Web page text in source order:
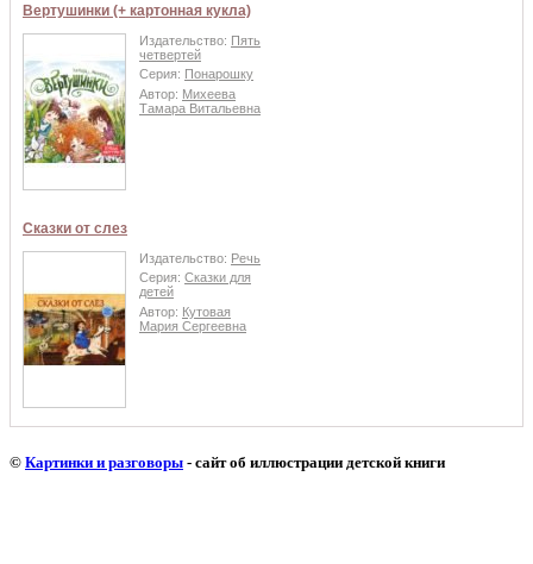
Вертушинки (+ картонная кукла)
Издательство: Пять
четвертей
Серия: Понарошку
Автор: Михеева
Тамара Витальевна
Сказки от слез
Издательство: Речь
Серия: Сказки для
детей
Автор: Кутовая
Мария Сергеевна
© Картинки и разговоры - сайт об иллюстрации детской книги